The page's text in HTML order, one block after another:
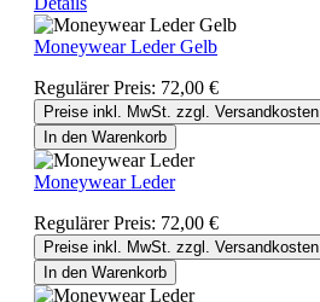
Moneywear Leder Gelb
Regulärer Preis: 72,00 €
Preise inkl. MwSt. zzgl. Versandkosten
In den Warenkorb
Moneywear Leder
Regulärer Preis: 72,00 €
Preise inkl. MwSt. zzgl. Versandkosten
In den Warenkorb